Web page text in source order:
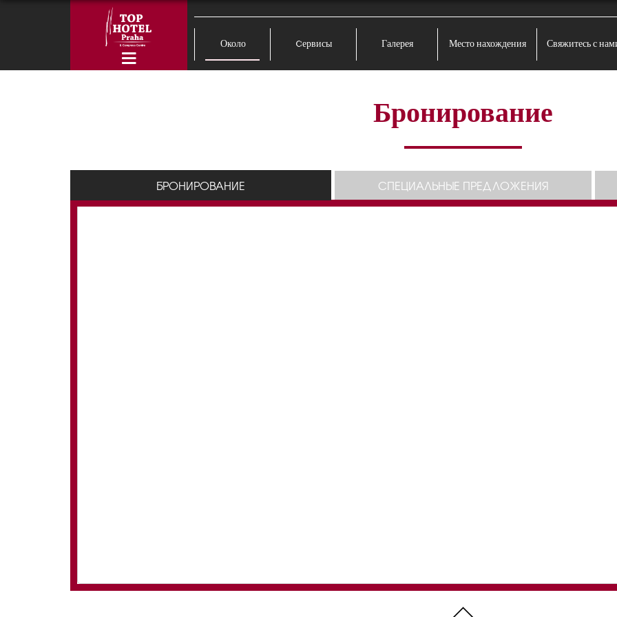
Около Cервисы Галерея Место нахождения Свяжитесь с
Бронирование
БРОНИРОВАНИЕ СПЕЦИАЛЬНЫЕ ПРЕДЛОЖЕНИЯ